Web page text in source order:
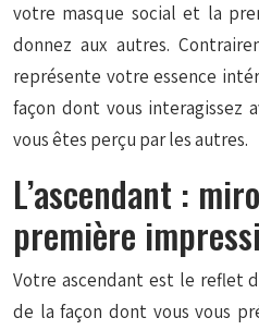
votre masque social et la
donnez aux autres.
représente votre essence
façon dont vous interagissez
vous êtes perçu par les autres.
L’ascendant :
première
Votre ascendant est le reflet
de la façon dont vous vous